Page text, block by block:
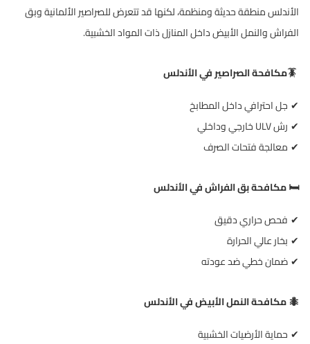
الأندلس منطقة حديثة ومنظمة، لكنها قد تتعرض للصراصير الألمانية وبق
الفراش والنمل الأبيض داخل المنازل ذات المواد الخشبية.
🪳مكافحة الصراصير في الأندلس
✔ جل احترافي داخل المطابخ
✔ رشULVخارجي وداخلي
✔ معالجة فتحات الصرف
🛏 مكافحة بق الفراش في الأندلس
✔ فحص حراري دقيق
✔ بخار عالي الحرارة
✔ ضمان خطي ضد عودته
🐜 مكافحة النمل الأبيض في الأندلس
✔ حماية الأرضيات الخشبية